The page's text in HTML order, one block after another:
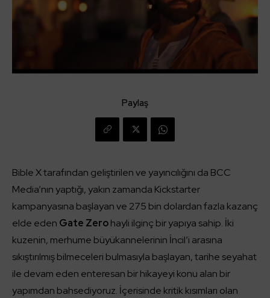
Paylaş
Bible X tarafından geliştirilen ve yayıncılığını da BCC
Media’nın yaptığı, yakın zamanda Kickstarter
kampanyasına başlayan ve 275 bin dolardan fazla kazanç
elde eden Gate Zerohayli ilginç bir yapıya sahip. İki
kuzenin, merhume büyükannelerinin İncil’i arasına
sıkıştırılmış bilmeceleri bulmasıyla başlayan, tarihe seyahat
ile devam eden enteresan bir hikayeyi konu alan bir
yapımdan bahsediyoruz. İçerisinde kritik kısımları olan